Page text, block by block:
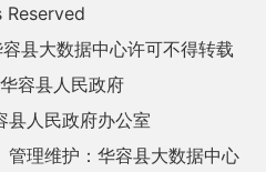
Reserved
县大数据中心许可不得转载
容县人民政府
县人民政府办公室
管理维护：华容县大数据中心